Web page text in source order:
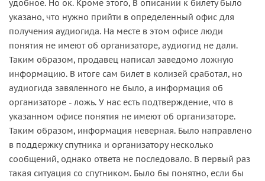
удобное. Но ок. Кроме этого, В описании к билету было
указано, что нужно прийти в определенный офис для
получения аудиогида. На месте в этом офисе люди
понятия не имеют об организаторе, аудиогид не дали.
Таким образом, продавец написал заведомо ложную
информацию. В итоге сам билет в колизей сработал, но
аудиогида завяленного не было, а информация об
организаторе - ложь. У нас есть подтверждение, что в
указанном офисе понятия не имеют об организаторе.
Таким образом, информация неверная. Было направлено
в поддержку спутника и организатору несколько
сообщений, однако ответа не последовало. В первый раз
такая ситуация со спутником. Было бы понятно, если бы